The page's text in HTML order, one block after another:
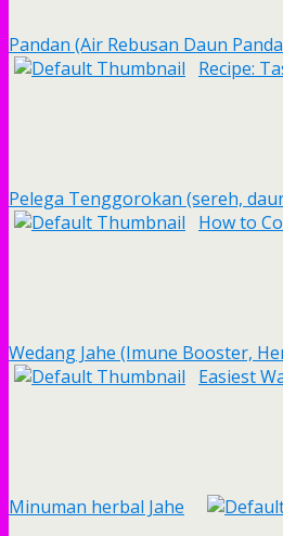
Pandan (Air Rebusan Daun
Recipe:
Pelega Tenggorokan (sereh,
How to
Wedang Jahe (Imune Booster,
Easiest
Minuman herbal Jahe